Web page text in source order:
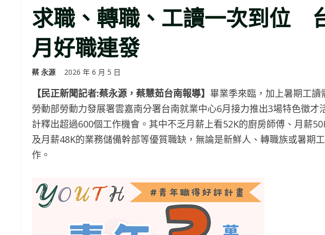
求職、轉職、工讀一次到位
月好職連發
蔡 永源 2026 年 6 月 5 日
【民正新聞記者:蔡永源，蔡慧茹台南報導】 畢業季來臨，加上暑期工讀
勞動部勞動力發展署雲嘉南分署台南就業中心6月接力推出3場特色徵才
計釋出超過600個工作機會。其中不乏月薪上看52K的廚房師傅、月薪
及月薪48K的業務儲備幹部等優質職缺，無論是新鮮人、轉職族或暑期
作。